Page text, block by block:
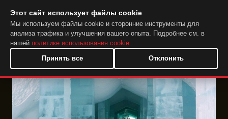
DuckTip.com
Этот сайт использует файлы cookie
Мы используем файлы cookie и сторонние инструменты для
анализа трафика и улучшения вашего опыта. Подробнее см. в
нашей политике использования cookie.
Принять все
Отклонить